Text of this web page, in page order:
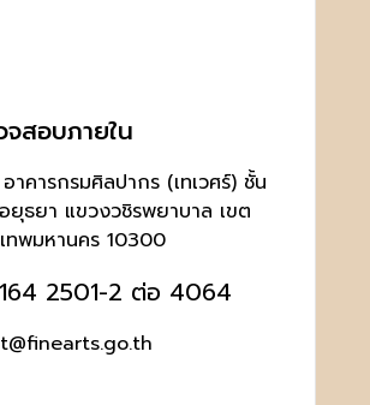
สอบภายใน
าคารกรมศิลปากร (เทเวศร์) ชั้น
ยุธยา แขวงวชิรพยาบาล เขต
ทพมหานคร 10300
2501-2 ต่อ 4064